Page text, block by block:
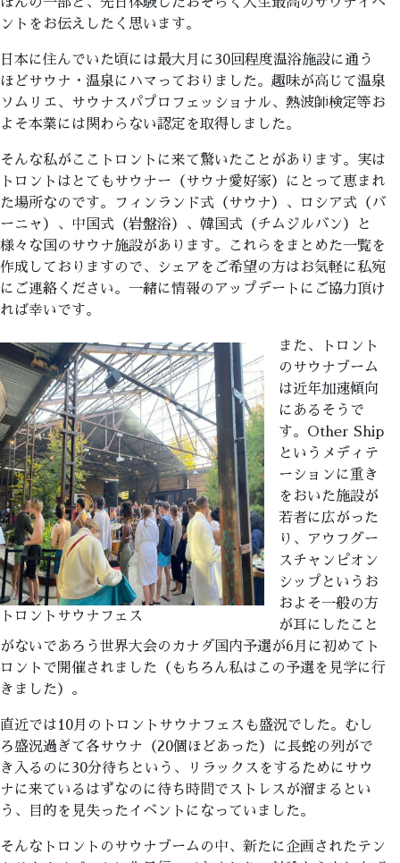
ントをお伝えしたく思います。
日本に住んでいた頃には最大月に30回程度温浴施設に通う
ほどサウナ・温泉にハマっておりました。趣味が高じて温泉
ソムリエ、サウナスパプロフェッショナル、熱波師検定等お
よそ本業には関わらない認定を取得しました。
そんな私がここトロントに来て驚いたことがあります。実は
トロントはとてもサウナー（サウナ愛好家）にとって恵まれ
た場所なのです。フィンランド式（サウナ）、ロシア式（バ
ーニャ）、中国式（岩盤浴）、韓国式（チムジルバン）と
様々な国のサウナ施設があります。これらをまとめた一覧を
作成しておりますので、シェアをご希望の方はお気軽に私宛
にご連絡ください。一緒に情報のアップデートにご協力頂け
れば幸いです。
トロントサウナフェス
また、トロント
のサウナブーム
は近年加速傾向
にあるそうで
す。Other Ship
というメディテ
ーションに重き
をおいた施設が
若者に広がった
り、アウフグー
スチャンピオン
シップというお
およそ一般の方
が耳にしたこと
がないであろう世界大会のカナダ国内予選が6月に初めてト
ロントで開催されました（もちろん私はこの予選を見学に行
きました）。
直近では10月のトロントサウナフェスも盛況でした。むし
ろ盛況過ぎて各サウナ（20個ほどあった）に長蛇の列がで
き入るのに30分待ちという、リラックスをするためにサウ
ナに来ているはずなのに待ち時間でストレスが溜まるとい
う、目的を見失ったイベントになっていました。
そんなトロントのサウナブームの中、新たに企画されたテン